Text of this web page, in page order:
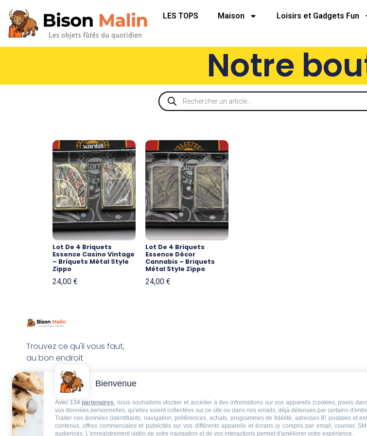
LES TOPS Maison Loisirs et Gadgets Fun
Notre
Lot De 4 Briquets
Essence Casino Vintage
– Briquets Métal Style
Zippo
24,00 €
Lot De 4 Briquets
Essence Décor
Cannabis – Briquets
Métal Style Zippo
24,00 €
Trouvez ce qu'il vous faut,
au bon endroit
Bienvenue
Avec 134 partenaires, nous souhaitons stocker et accéder à des informations sur vos appareils (cookies, pixels
vos données personnelles, qu'elles soient collectées sur ce site ou dans nos emails, déjà détenues par certains
Traiter ces données (identifiants, navigation, préférences, achats, programmes de fidélité, adresses IP, postales et
contenus, offres commerciales et publicités sur vos différents appareils et écrans (y compris par email, courrier,
audiences. L'enregistrement vidéo de votre navigation et de vos interactions permet d'améliorer votre expérience.